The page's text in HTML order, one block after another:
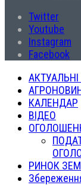
Twitter
Youtube
Instagram
Facebook
АКТУАЛЬНІ
КАЛЕНДАР
ВІДЕО
РИНОК